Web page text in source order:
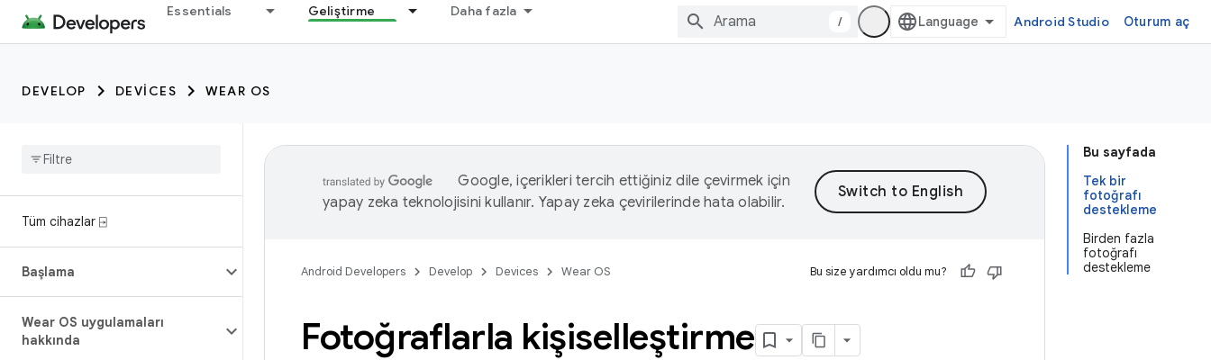
Essentials Geliştirme Daha fazla
/ Android Studio Oturum aç
DEVELOP DEVICES WEAR OS
Tüm cihazlar ⍈
Başlama
Wear OS uygulamaları
hakkında
Bu sayfada
Tek bir
fotoğrafı
destekleme
Birden fazla
fotoğrafı
destekleme
Google, içerikleri tercih ettiğiniz dile çevirmek için
yapay zeka teknolojisini kullanır. Yapay zeka çevirilerinde hata olabilir.
Android Developers Develop Devices Wear OS Bu size yardımcı oldu mu?
Fotoğraflarla kişiselleştirme